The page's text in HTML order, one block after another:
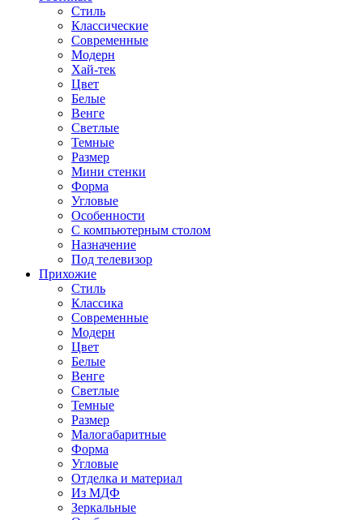
Стиль
Классические
Современные
Модерн
Хай-тек
Цвет
Белые
Венге
Светлые
Темные
Размер
Мини стенки
Форма
Угловые
Особенности
С компьютерным столом
Назначение
Под телевизор
Прихожие
Стиль
Классика
Современные
Модерн
Цвет
Белые
Венге
Светлые
Темные
Размер
Малогабаритные
Форма
Угловые
Отделка и материал
Из МДФ
Зеркальные